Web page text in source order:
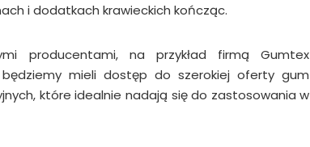
i dodatkach krawieckich kończąc.
producentami, na przykład firmą Gumtex
mieli dostęp do szerokiej oferty gum
które idealnie nadają się do zastosowania w